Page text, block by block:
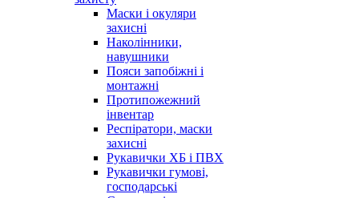
Маски і окуляри
захисні
Наколінники,
навушники
Пояси запобіжні і
монтажні
Протипожежний
інвентар
Респіратори, маски
захисні
Рукавички ХБ і ПВХ
Рукавички гумові,
господарські